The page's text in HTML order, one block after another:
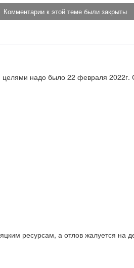
Комментарии к этой теме были закрыты
надо было 22 февраля 2022г.
ресурсам, а отлов жалуется на